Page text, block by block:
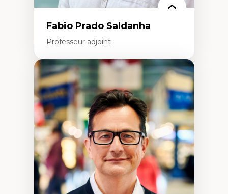
Fabio Prado Saldanha
Professeur adjoint
Expertises
Innovation sociale
Technologies sociales
Entrepreneuriat social et collectif
Approches critiques et décoloniales
Discours, récits et narratologie en
management
Transformation socioéconomique des
communautés marginalisées
Politiques d’inclusion et économie solidaire
Études organisationnelles critiques
Créativité et management culturel
Méthodologies qualitatives